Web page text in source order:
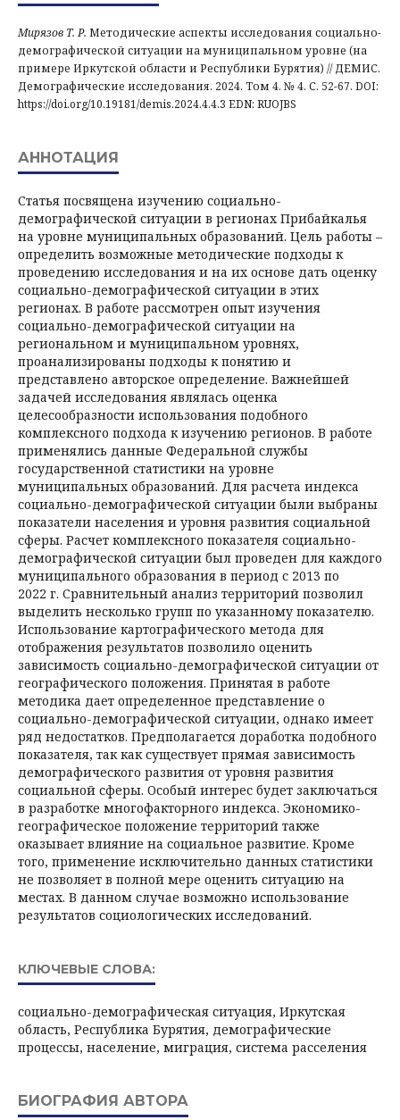
Мирязов Т. Р. Методические аспекты исследования социально-
демографической ситуации на муниципальном уровне (на
примере Иркутской области и Республики Бурятия) // ДЕМИС.
Демографические исследования. 2024. Том 4. № 4. С. 52-67. DOI:
https://doi.org/10.19181/demis.2024.4.4.3 EDN: RUOJBS
АННОТАЦИЯ
Статья посвящена изучению социально-
демографической ситуации в регионах Прибайкалья
на уровне муниципальных образований. Цель работы –
определить возможные методические подходы к
проведению исследования и на их основе дать оценку
социально-демографической ситуации в этих
регионах. В работе рассмотрен опыт изучения
социально-демографической ситуации на
региональном и муниципальном уровнях,
проанализированы подходы к понятию и
представлено авторское определение. Важнейшей
задачей исследования являлась оценка
целесообразности использования подобного
комплексного подхода к изучению регионов. В работе
применялись данные Федеральной службы
государственной статистики на уровне
муниципальных образований. Для расчета индекса
социально-демографической ситуации были выбраны
показатели населения и уровня развития социальной
сферы. Расчет комплексного показателя социально-
демографической ситуации был проведен для каждого
муниципального образования в период с 2013 по
2022 г. Сравнительный анализ территорий позволил
выделить несколько групп по указанному показателю.
Использование картографического метода для
отображения результатов позволило оценить
зависимость социально-демографической ситуации от
географического положения. Принятая в работе
методика дает определенное представление о
социально-демографической ситуации, однако имеет
ряд недостатков. Предполагается доработка подобного
показателя, так как существует прямая зависимость
демографического развития от уровня развития
социальной сферы. Особый интерес будет заключаться
в разработке многофакторного индекса. Экономико-
географическое положение территорий также
оказывает влияние на социальное развитие. Кроме
того, применение исключительно данных статистики
не позволяет в полной мере оценить ситуацию на
местах. В данном случае возможно использование
результатов социологических исследований.
КЛЮЧЕВЫЕ СЛОВА:
социально-демографическая ситуация, Иркутская
область, Республика Бурятия, демографические
процессы, население, миграция, система расселения
БИОГРАФИЯ АВТОРА